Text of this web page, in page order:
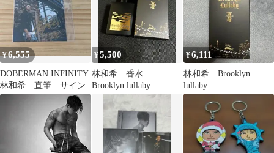
¥6,555
DOBERMAN INFINITY
林和希 直筆 サイン
¥5,500
林和希 香水
Brooklyn lullaby
¥6,111
林和希 Brooklyn
lullaby